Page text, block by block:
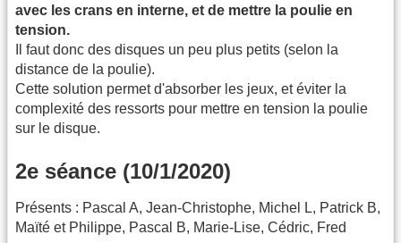
avec les crans en interne, et de mettre la poulie en
tension.
Il faut donc des disques un peu plus petits (selon la
distance de la poulie).
Cette solution permet d'absorber les jeux, et éviter la
complexité des ressorts pour mettre en tension la poulie
sur le disque.
2e séance (10/1/2020)
Présents : Pascal A, Jean-Christophe, Michel L, Patrick B,
Maïté et Philippe, Pascal B, Marie-Lise, Cédric, Fred